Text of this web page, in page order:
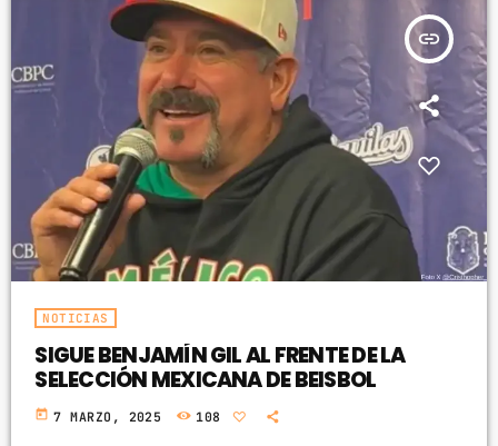
insert_link
NOTICIAS
SIGUE BENJAMÍN GIL AL FRENTE DE LA
SELECCIÓN MEXICANA DE BEISBOL
today 7 MARZO, 2025 108